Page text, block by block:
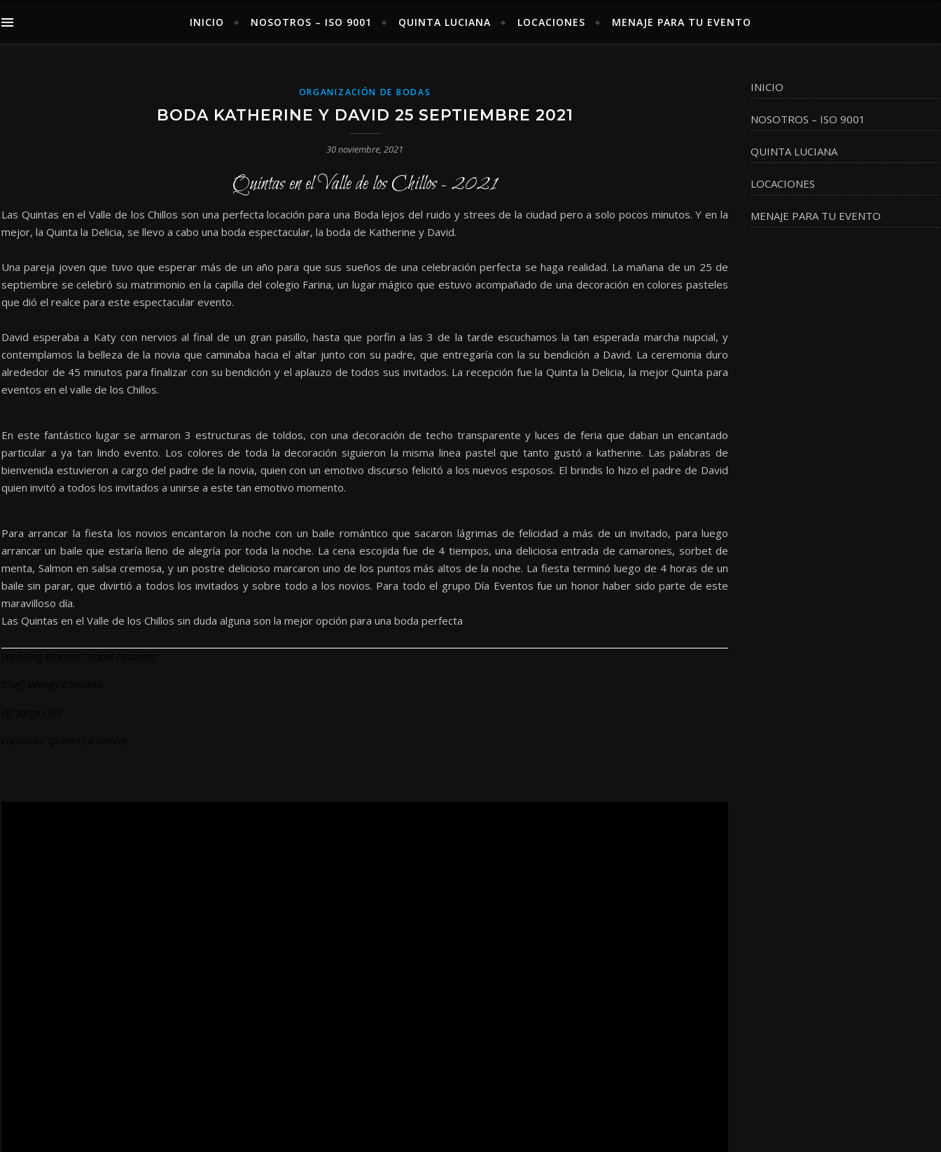
INICIO NOSOTROS – ISO 9001 QUINTA LUCIANA LOCACIONES MENAJE PARA TU EVENTO
ORGANIZACIÓN DE BODAS
BODA KATHERINE Y DAVID 25 SEPTIEMBRE 2021
30 noviembre, 2021
Quintas en el Valle de los Chillos - 2021
Las Quintas en el Valle de los Chillos son una perfecta locación para una Boda lejos del ruido y strees de la ciudad pero a solo pocos minutos. Y en la
mejor, la Quinta la Delicia, se llevo a cabo una boda espectacular, la boda de Katherine y David.
Una pareja joven que tuvo que esperar más de un año para que sus sueños de una celebración perfecta se haga realidad. La mañana de un 25 de
septiembre se celebró su matrimonio en la capilla del colegio Farina, un lugar mágico que estuvo acompañado de una decoración en colores pasteles
que dió el realce para este espectacular evento.
David esperaba a Katy con nervios al final de un gran pasillo, hasta que porfin a las 3 de la tarde escuchamos la tan esperada marcha nupcial, y
contemplamos la belleza de la novia que caminaba hacia el altar junto con su padre, que entregaría con la su bendición a David. La ceremonia duro
alrededor de 45 minutos para finalizar con su bendición y el aplauzo de todos sus invitados. La recepción fue la Quinta la Delicia, la mejor Quinta para
eventos en el valle de los Chillos.
En este fantástico lugar se armaron 3 estructuras de toldos, con una decoración de techo transparente y luces de feria que daban un encantado
particular a ya tan lindo evento. Los colores de toda la decoración siguieron la misma linea pastel que tanto gustó a katherine. Las palabras de
bienvenida estuvieron a cargo del padre de la novia, quien con un emotivo discurso felicitó a los nuevos esposos. El brindis lo hizo el padre de David
quien invitó a todos los invitados a unirse a este tan emotivo momento.
Para arrancar la fiesta los novios encantaron la noche con un baile romántico que sacaron lágrimas de felicidad a más de un invitado, para luego
arrancar un baile que estaría lleno de alegría por toda la noche. La cena escojida fue de 4 tiempos, una deliciosa entrada de camarones, sorbet de
menta, Salmon en salsa cremosa, y un postre delicioso marcaron uno de los puntos más altos de la noche. La fiesta terminó luego de 4 horas de un
baile sin parar, que divirtió a todos los invitados y sobre todo a los novios. Para todo el grupo Día Eventos fue un honor haber sido parte de este
maravilloso día.
Las Quintas en el Valle de los Chillos sin duda alguna son la mejor opción para una boda perfecta
INICIO
NOSOTROS – ISO 9001
QUINTA LUCIANA
LOCACIONES
MENAJE PARA TU EVENTO